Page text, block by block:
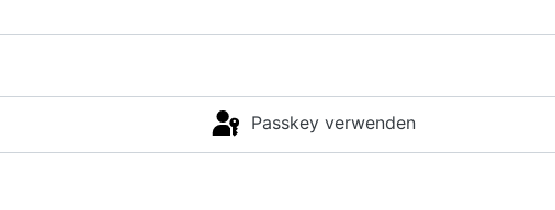
Passkey verwenden